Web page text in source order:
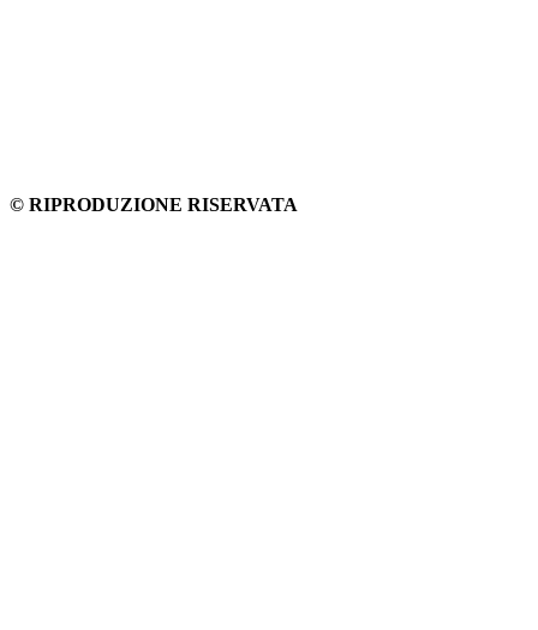
© RIPRODUZIONE RISERVATA